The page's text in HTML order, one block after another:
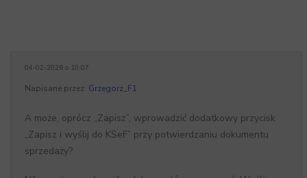
04-02-2026 o 10:07
Napisane przez: Grzegorz_F1
A może, oprócz „Zapisz”, wprowadzić dodatkowy przycisk
„Zapisz i wyślij do KSeF” przy potwierdzaniu dokumentu
sprzedaży?